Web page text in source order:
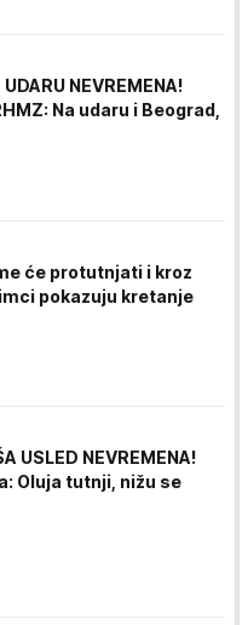
NEVREMENA!
Na udaru i Beograd,
će protutnjati i kroz
pokazuju kretanje
USLED NEVREMENA!
Oluja tutnji, nižu se